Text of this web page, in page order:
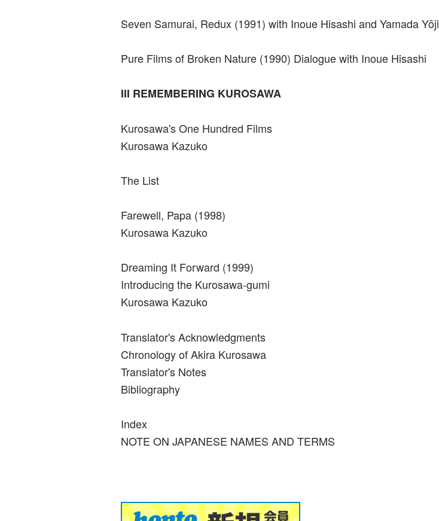
Seven Samurai, Redux (1991) with Inoue Hisashi and Yamada Yōji
Pure Films of Broken Nature (1990) Dialogue with Inoue Hisashi
III REMEMBERING KUROSAWA
Kurosawa's One Hundred Films
Kurosawa Kazuko
The List
Farewell, Papa (1998)
Kurosawa Kazuko
Dreaming It Forward (1999)
Introducing the Kurosawa-gumi
Kurosawa Kazuko
Translator's Acknowledgments
Chronology of Akira Kurosawa
Translator's Notes
Bibliography
Index
NOTE ON JAPANESE NAMES AND TERMS